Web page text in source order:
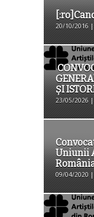
20/10/2016 |
ȘI
23/05/2026 |
Uniunii
09/04/2020 |